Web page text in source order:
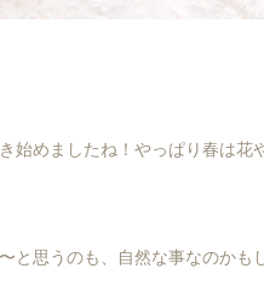
始めましたね！やっぱり春は
と思うのも、自然な事なのかも